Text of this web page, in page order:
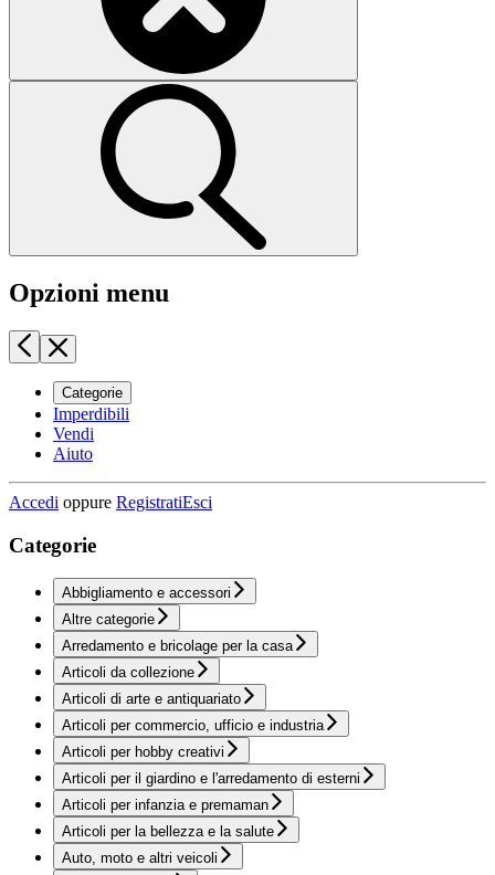
Opzioni menu
Categorie
Imperdibili
Vendi
Aiuto
Accedi oppure RegistratiEsci
Categorie
Abbigliamento e accessori
Altre categorie
Arredamento e bricolage per la casa
Articoli da collezione
Articoli di arte e antiquariato
Articoli per commercio, ufficio e industria
Articoli per hobby creativi
Articoli per il giardino e l'arredamento di esterni
Articoli per infanzia e premaman
Articoli per la bellezza e la salute
Auto, moto e altri veicoli